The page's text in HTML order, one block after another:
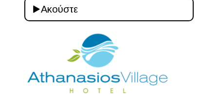
Ακούστε